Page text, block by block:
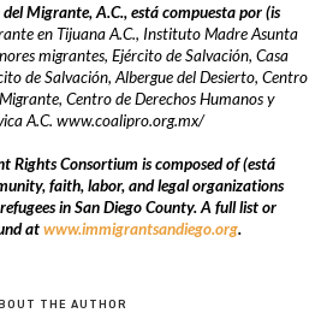
Migrante, A.C., está compuesta por (is
en Tijuana A.C., Instituto Madre Asunta
migrantes, Ejército de Salvación, Casa
de Salvación, Albergue del Desierto, Centro
Centro de Derechos Humanos y
A.C. www.coalipro.org.mx/
Rights Consortiumis composed of (está
faith, labor, and legal organizations
in San Diego County. A full list or
at www.immigrantsandiego.org.
THE AUTHOR